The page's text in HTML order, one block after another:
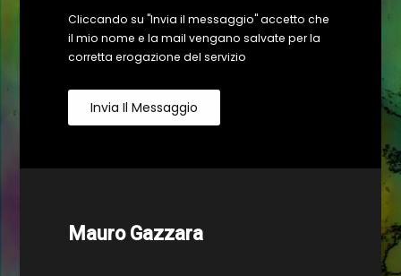
Cliccando su "Invia il messaggio" accetto che
il mio nome e la mail vengano salvate per la
corretta erogazione del servizio
Invia Il Messaggio
Mauro Gazzara